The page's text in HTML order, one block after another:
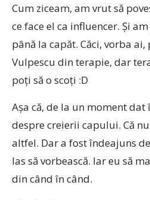
Cum ziceam, am vrut să
ce face el ca influencer. Și
până la capăt. Căci, vorba
Vulpescu din terapie, dar
poți să o scoți :D
Așa că, de la un moment
despre creierii capului. Că
altfel. Dar a fost îndeajuns
las să vorbească. Iar eu să
din când în când.